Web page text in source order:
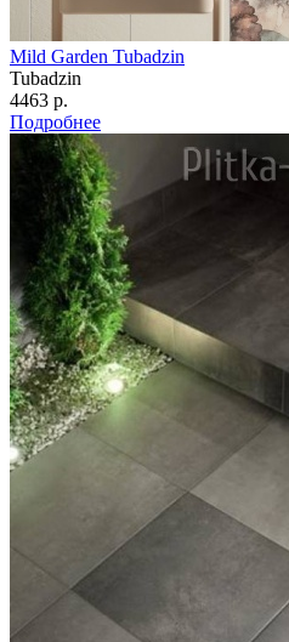
Mild Garden Tubadzin
Tubadzin
4463 р.
Подробнее